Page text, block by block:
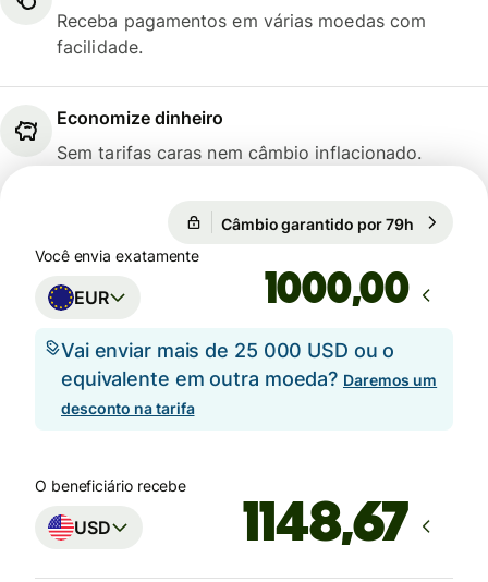
Receba pagamentos em várias moedas com
facilidade.
Economize dinheiro
Sem tarifas caras nem câmbio inflacionado.
Câmbio garantido por 79h
Você envia exatamente
EUR ,00
Vai enviar mais de 25 000 USD ou o
equivalente em outra moeda? Daremos um
desconto na tarifa
O beneficiário recebe
USD